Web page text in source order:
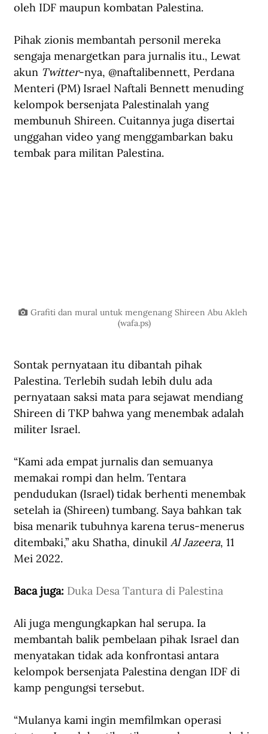
oleh IDF maupun kombatan Palestina.
Pihak zionis membantah personil mereka
sengaja menargetkan para jurnalis itu., Lewat
akun Twitter-nya, @naftalibennett, Perdana
Menteri (PM) Israel Naftali Bennett menuding
kelompok bersenjata Palestinalah yang
membunuh Shireen. Cuitannya juga disertai
unggahan video yang menggambarkan baku
tembak para militan Palestina.
Grafiti dan mural untuk mengenang Shireen Abu Akleh
(wafa.ps)
Sontak pernyataan itu dibantah pihak
Palestina. Terlebih sudah lebih dulu ada
pernyataan saksi mata para sejawat mendiang
Shireen di TKP bahwa yang menembak adalah
militer Israel.
“Kami ada empat jurnalis dan semuanya
memakai rompi dan helm. Tentara
pendudukan (Israel) tidak berhenti menembak
setelah ia (Shireen) tumbang. Saya bahkan tak
bisa menarik tubuhnya karena terus-menerus
ditembaki,” aku Shatha, dinukil Al Jazeera, 11
Mei 2022.
Baca juga: Duka Desa Tantura di Palestina
Ali juga mengungkapkan hal serupa. Ia
membantah balik pembelaan pihak Israel dan
menyatakan tidak ada konfrontasi antara
kelompok bersenjata Palestina dengan IDF di
kamp pengungsi tersebut.
“Mulanya kami ingin memfilmkan operasi